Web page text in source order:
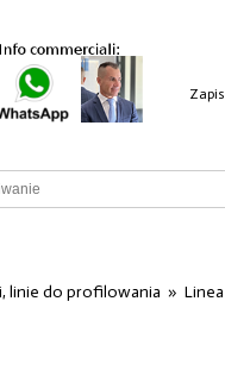
linie do profilowania »